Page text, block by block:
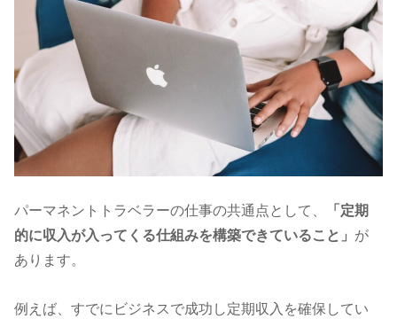
パーマネントトラベラーの仕事の共通点として、
「定期
的に収入が入ってくる仕組みを構築できていること 」 が
あります。
例えば、すでにビジネスで成功し定期収入を確保してい